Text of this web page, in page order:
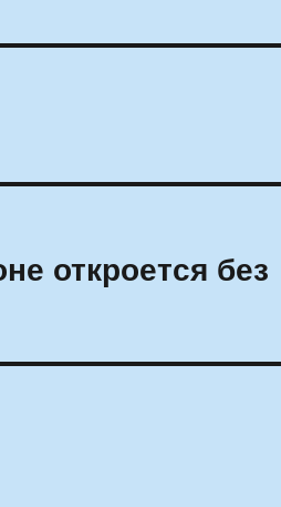
откроется без